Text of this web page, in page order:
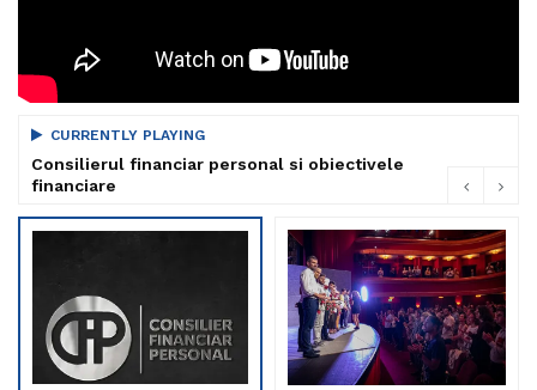
CURRENTLY PLAYING
Consilierul financiar personal si obiectivele
financiare